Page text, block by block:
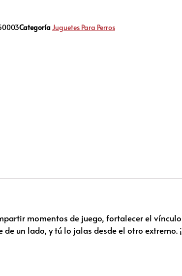
CategoríaJuguetes Para Perros
momentos de juego, fortalecer el
un lado, y tú lo jalas desde el otro